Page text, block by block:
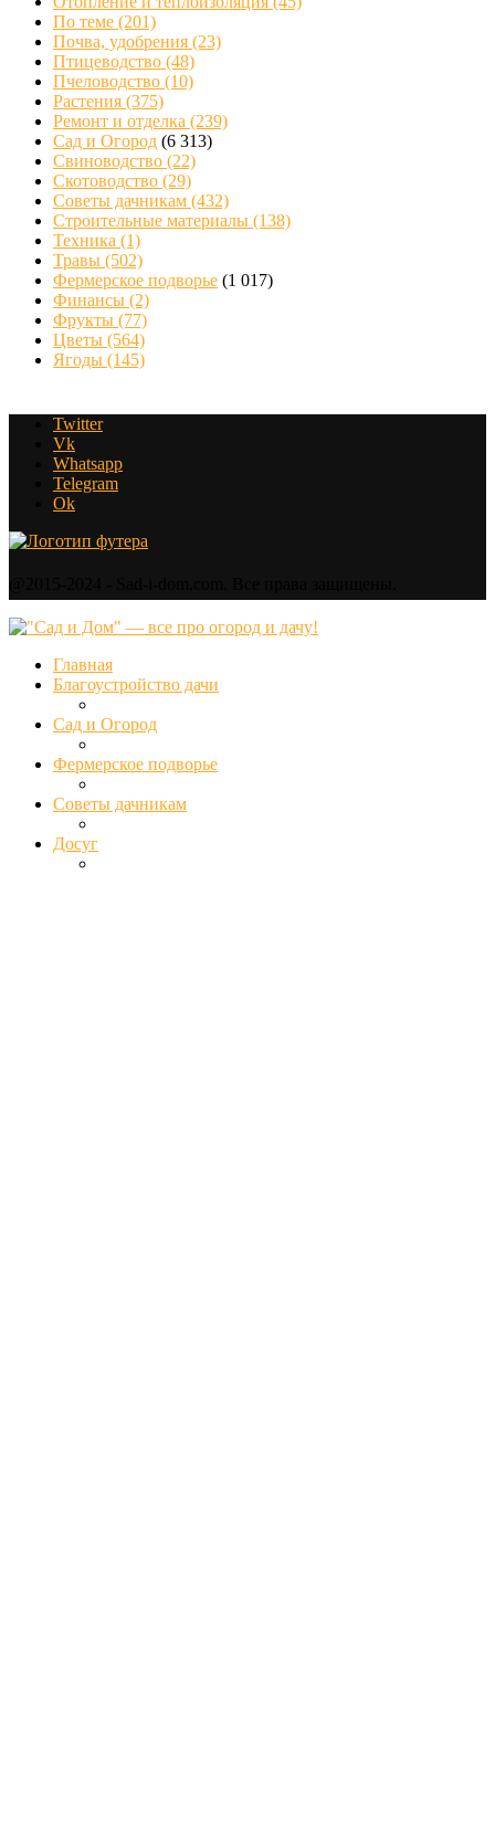
По теме (201)
Почва, удобрения (23)
Птицеводство (48)
Пчеловодство (10)
Растения (375)
Ремонт и отделка (239)
Сад и Огород (6 313)
Свиноводство (22)
Скотоводство (29)
Советы дачникам (432)
Строительные материалы (138)
Техника (1)
Травы (502)
Фермерское подворье (1 017)
Финансы (2)
Фрукты (77)
Цветы (564)
Ягоды (145)
Twitter
Vk
Whatsapp
Telegram
Ok
Главная
Благоустройство дачи
Сад и Огород
Фермерское подворье
Советы дачникам
Досуг